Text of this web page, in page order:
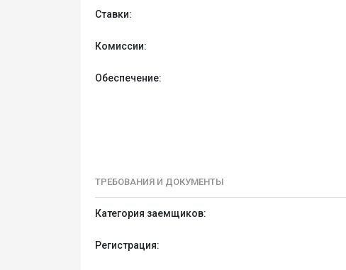
Ставки:
Комиссии:
Обеспечение:
ТРЕБОВАНИЯ И ДОКУМЕНТЫ
Категория заемщиков:
Регистрация: